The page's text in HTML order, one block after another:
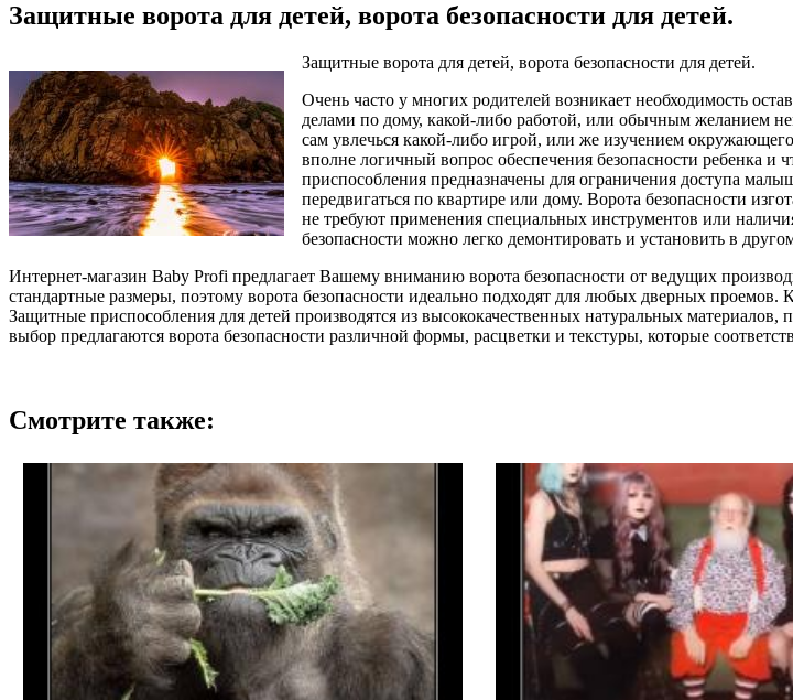
Защитные ворота для детей, ворота безопасности для детей.
Защитные ворота для детей, ворота безопасности для детей.
Очень часто у многих родителей возникает необходимость
делами по дому, какой-либо работой, или обычным желанием
сам увлечься какой-либо игрой, или же изучением
вполне логичный вопрос обеспечения безопасности ребенка
приспособления предназначены для ограничения доступа
передвигаться по квартире или дому. Ворота безопасности
не требуют применения специальных инструментов или
безопасности можно легко демонтировать и установить в
Интернет-магазин Baby Profi предлагает Вашему вниманию ворота безопасности от ведущих
стандартные размеры, поэтому ворота безопасности идеально подходят для любых дверных
Защитные приспособления для детей производятся из высококачественных натуральных
выбор предлагаются ворота безопасности различной формы, расцветки и текстуры, которые
Смотрите также: